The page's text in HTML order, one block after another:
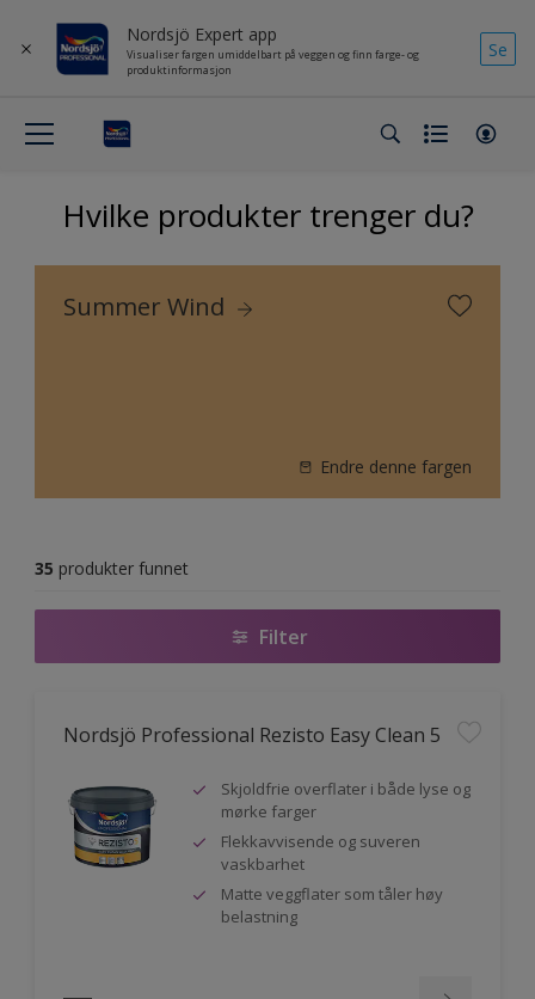
Nordsjö Expert app
Visualiser fargen umiddelbart på veggen og finn farge- og
produktinformasjon
Se
Hvilke produkter trenger du?
Summer Wind
Endre denne fargen
35 produkter funnet
Filter
Nordsjö Professional Rezisto Easy Clean 5
Skjoldfrie overflater i både lyse og
mørke farger
Flekkavvisende og suveren
vaskbarhet
Matte veggflater som tåler høy
belastning